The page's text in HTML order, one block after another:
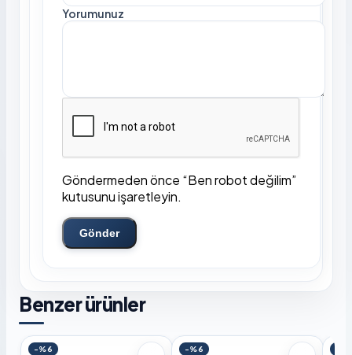
Yorumunuz
Göndermeden önce “Ben robot değilim”
kutusunu işaretleyin.
Gönder
Benzer ürünler
-%6 -%6